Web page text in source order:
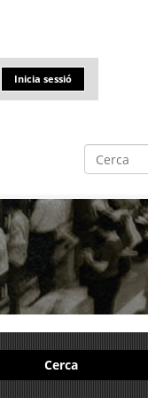
Inicia sessió
Cerca